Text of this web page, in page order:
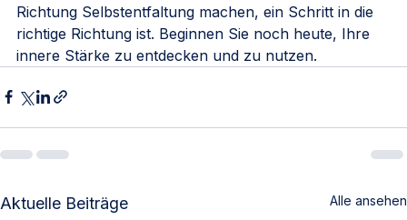
Richtung Selbstentfaltung machen, ein Schritt in die
richtige Richtung ist. Beginnen Sie noch heute, Ihre
innere Stärke zu entdecken und zu nutzen.
Aktuelle Beiträge Alle ansehen